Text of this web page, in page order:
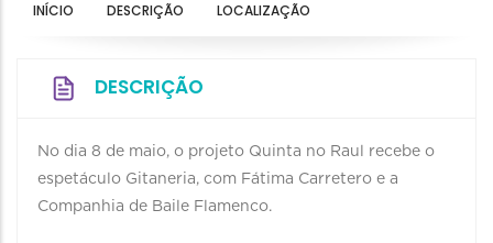
INÍCIO DESCRIÇÃO LOCALIZAÇÃO
DESCRIÇÃO
No dia 8 de maio, o projeto Quinta no Raul recebe o
espetáculo Gitaneria, com Fátima Carretero e a
Companhia de Baile Flamenco.